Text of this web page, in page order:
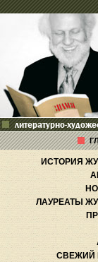
литературно-
ИСТОРИЯ
ЛАУРЕАТЫ